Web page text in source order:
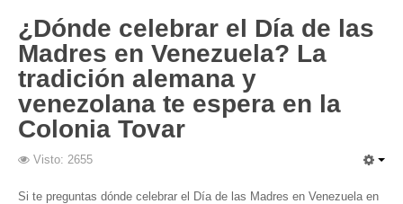
¿Dónde celebrar el Día de las
Madres en Venezuela? La
tradición alemana y
venezolana te espera en la
Colonia Tovar
Visto: 2655
Si te preguntas dónde celebrar el Día de las Madres en Venezuela en